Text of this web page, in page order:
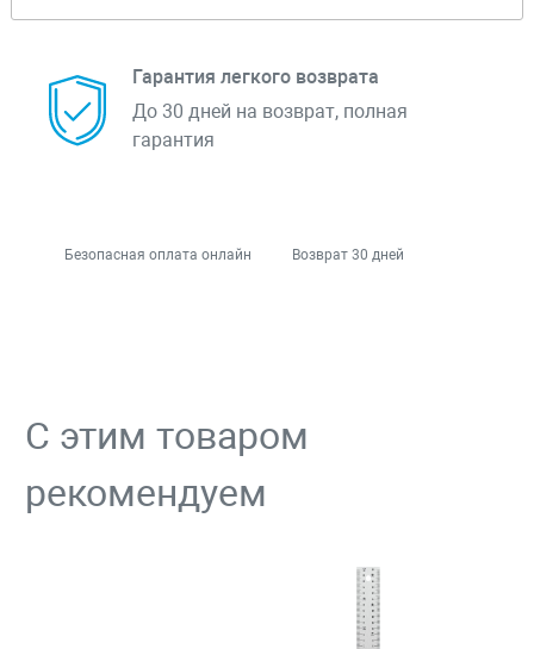
Гарантия легкого возврата
До 30 дней на возврат, полная
гарантия
Безопасная оплата онлайн Возврат 30 дней
С этим товаром
рекомендуем